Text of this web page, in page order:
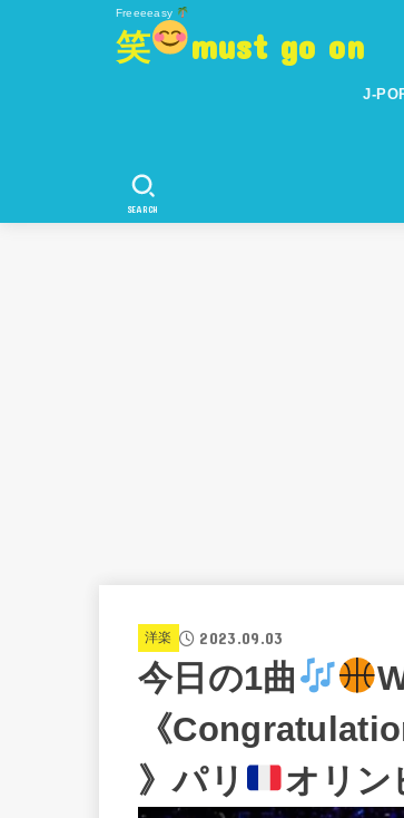
Freeeeasy
笑 must go on
J-
SEARCH
洋楽 2023.09.03
今日の1曲
《
》パリ
オリン